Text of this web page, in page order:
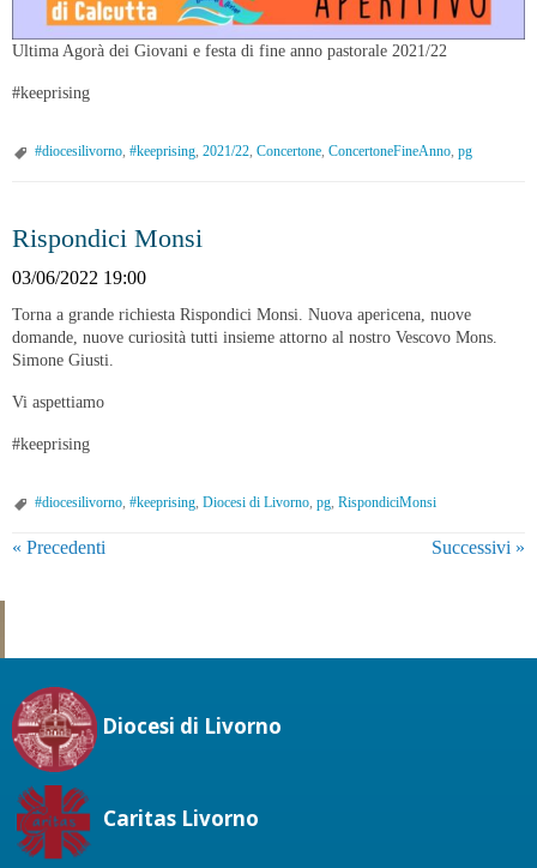
Ultima Agorà dei Giovani e festa di fine anno pastorale 2021/22
#keeprising
#diocesilivorno, #keeprising, 2021/22, Concertone, ConcertoneFineAnno, pg
Rispondici Monsi
03/06/2022 19:00
Torna a grande richiesta Rispondici Monsi. Nuova apericena, nuove
domande, nuove curiosità tutti insieme attorno al nostro Vescovo Mons.
Simone Giusti.
Vi aspettiamo
#keeprising
#diocesilivorno, #keeprising, Diocesi di Livorno, pg, RispondiciMonsi
P
a
v
g
a
« Precedenti Successivi »
Diocesi di Livorno
Caritas Livorno